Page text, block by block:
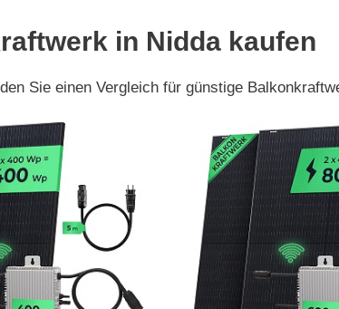
in Nidda kaufen
Sie einen Vergleich für günstige